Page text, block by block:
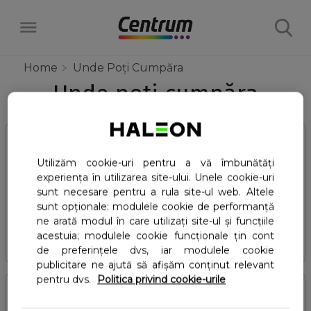
Multivitamine
Centrum Complete from A to Zinc
Centrum Men
Centrum Women
Centrum Silver 50+
Benefit Blends
Centrum Immunity cu extract de soc
Centrum Active Move
Centrum Energy
Beneficii
Despre
Știința din spatele Centrum
Află aici care formulă ți se
potrivește
Home Unde Poți Cumpăra
Unde poți cumpăra
Utilizăm cookie-uri pentru a vă îmbunătăți
experiența în utilizarea site-ului. Unele cookie-uri
sunt necesare pentru a rula site-ul web. Altele
sunt opționale: modulele cookie de performanță
ne arată modul în care utilizați site-ul și funcțiile
acestuia; modulele cookie funcționale țin cont
de preferințele dvs, iar modulele cookie
publicitare ne ajută să afișăm conținut relevant
pentru dvs.
Politica privind cookie-urile